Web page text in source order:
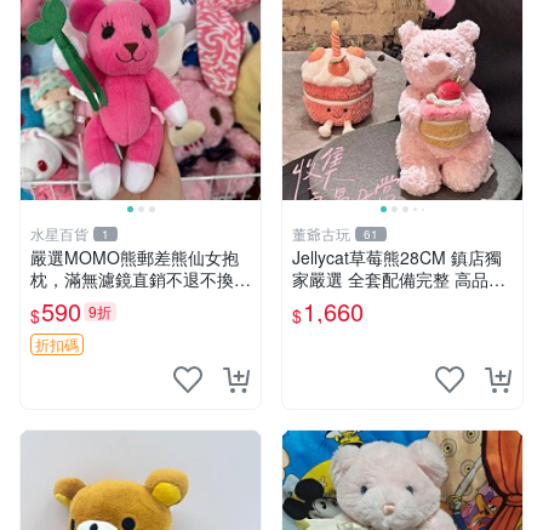
水星百貨 1
嚴選MOMO熊郵差熊仙女抱
枕，滿無濾鏡直銷不退不換
經典造型可愛必備 紅薯啵啵
間抱枕 抱枕 時尚
$590 9折
折扣碼
董爺古玩 61
Jellycat草莓熊28CM 鎮店獨
家嚴選 全套配備完整 高品質
收藏好物 紋章 玩具熊 定制熊
$1,660